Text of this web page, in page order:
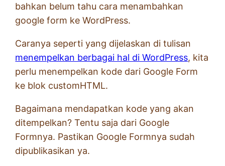
bahkan belum tahu cara menambahkan
google form ke WordPress.
Caranya seperti yang dijelaskan di tulisan
menempelkan berbagai hal di WordPress, kita
perlu menempelkan kode dari Google Form
ke blok customHTML.
Bagaimana mendapatkan kode yang akan
ditempelkan? Tentu saja dari Google
Formnya. Pastikan Google Formnya sudah
dipublikasikan ya.